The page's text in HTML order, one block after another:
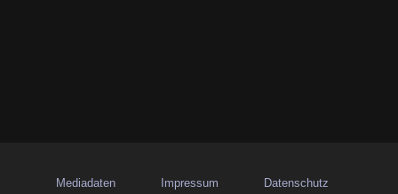
Mediadaten Impressum Datenschutz